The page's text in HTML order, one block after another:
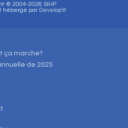
© 2004-2026 SIHP
hébergé par Develop'it
ça marche?
de 2025